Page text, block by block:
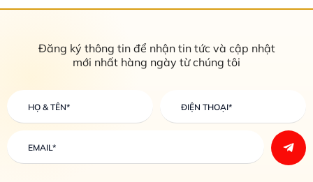
Đăng ký thông tin để nhận tin tức và cập nhật
mới nhất hàng ngày từ chúng tôi